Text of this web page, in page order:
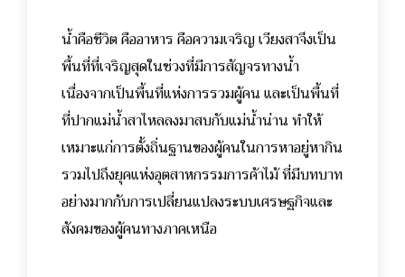
น้ำคือชีวิต คืออาหาร คือความเจริญ เวียงสาจึงเป็น
พื้นที่ที่เจริญสุดในช่วงที่มีการสัญจรทางน้ำ
เนื่องจากเป็นพื้นที่แห่งการรวมผู้คน และเป็นพื้นที่
ที่ปากแม่น้ำสาไหลลงมาสบกับแม่น้ำน่าน ทำให้
เหมาะแก่การตั้งถิ่นฐานของผู้คนในการหาอยู่หากิน
รวมไปถึงยุคแห่งอุตสาหกรรมการค้าไม้ ที่มีบทบาท
อย่างมากกับการเปลี่ยนแปลงระบบเศรษฐกิจและ
สังคมของผู้คนทางภาคเหนือ